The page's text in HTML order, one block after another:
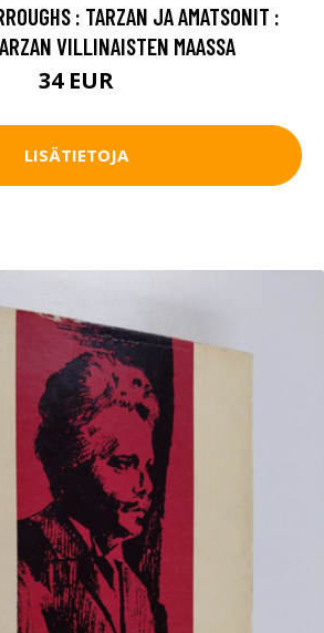
: TARZAN JA AMATSONIT :
VILLINAISTEN MAASSA
34 EUR
LISÄTIETOJA